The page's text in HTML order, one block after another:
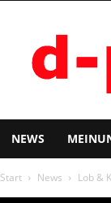
pixx
NEWS
Start News Lob &